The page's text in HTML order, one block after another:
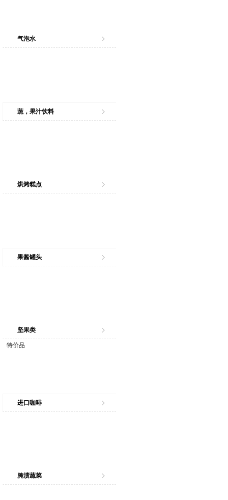
气泡水
蔬，果汁饮料
烘烤糕点
果酱罐头
坚果类
特价品
进口咖啡
腌渍蔬菜